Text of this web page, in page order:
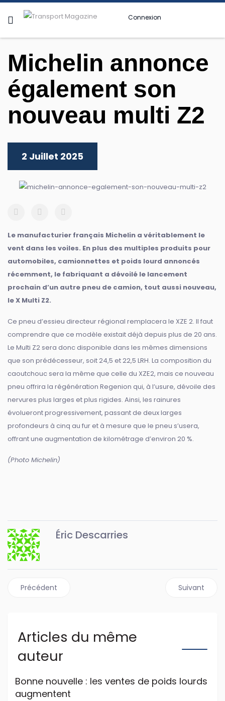
Connexion
Michelin annonce
également son
nouveau multi Z2
2 Juillet 2025
Le manufacturier français Michelin a véritablement le
vent dans les voiles. En plus des multiples produits pour
automobiles, camionnettes et poids lourd annoncés
récemment, le fabriquant a dévoilé le lancement
prochain d’un autre pneu de camion, tout aussi nouveau,
le X Multi Z2.
Ce pneu d’essieu directeur régional remplacera le XZE 2. Il faut
comprendre que ce modèle existait déjà depuis plus de 20 ans.
Le Multi Z2 sera donc disponible dans les mêmes dimensions
que son prédécesseur, soit 24,5 et 22,5 LRH. La composition du
caoutchouc sera la même que celle du XZE2, mais ce nouveau
pneu offrira la régénération Regenion qui, à l’usure, dévoile des
nervures plus larges et plus rigides. Ainsi, les rainures
évolueront progressivement, passant de deux larges
profondeurs à cinq au fur et à mesure que le pneu s’usera,
offrant une augmentation de kilométrage d’environ 20 %.
(Photo Michelin)
Éric Descarries
Article précédent : Yokohama lance son nouveau BluEarth
Précédent Article
Suivant
Articles du même
auteur
Bonne nouvelle : les ventes de poids lourds
augmentent